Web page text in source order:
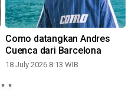
Como datangkan Andres
Cuenca dari Barcelona
18 July 2026 8:13 WIB